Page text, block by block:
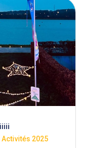
Activités 2025